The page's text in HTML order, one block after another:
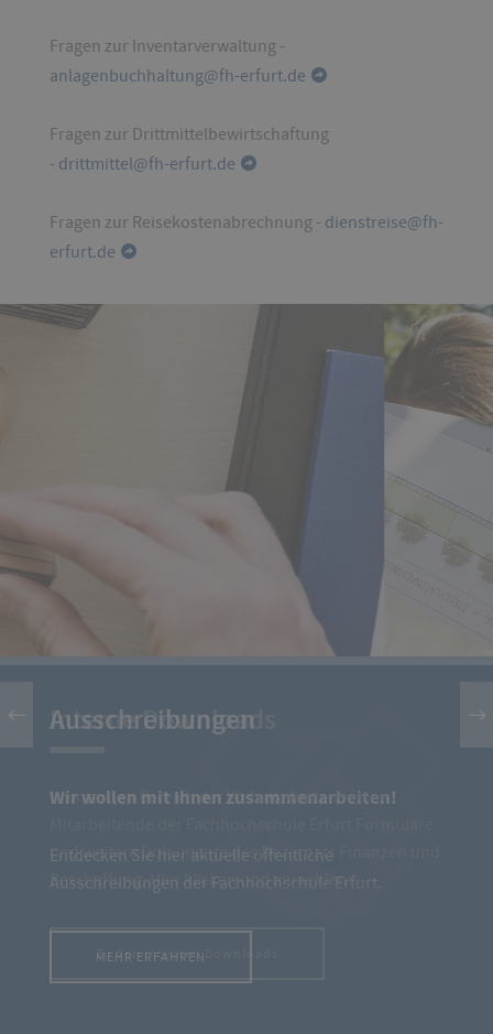
Fragen zur Inventarverwaltung -
anlagenbuchhaltung@fh-erfurt.de
Fragen zur Drittmittelbewirtschaftung
- drittmittel@fh-erfurt.de
Fragen zur Reisekostenabrechnung - dienstreise@fh-
erfurt.de
Interne Downloads
Im internen Bereich der Website finden
und weitere Dokumente des Dezernats Finanzen und
Beschaffung. Hier klicken und anmelden:
Zu den internen Downloads